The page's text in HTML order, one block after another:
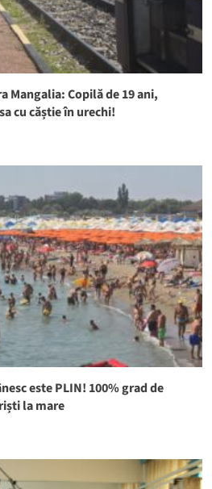
Mangalia: Copilă de 19 ani,
cu căștie în urechi!
este PLIN! 100% grad de
la mare